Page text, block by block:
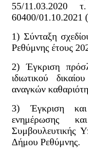
55/
60400/01.10.2021
1) Σύνταξη
Ρεθύμνης έτους
2) Έγκριση
ιδιωτικού
αναγκών
3) Έγκριση και
ενημέρωσης
Συμβουλευτικής
Δήμου Ρεθύμνης.